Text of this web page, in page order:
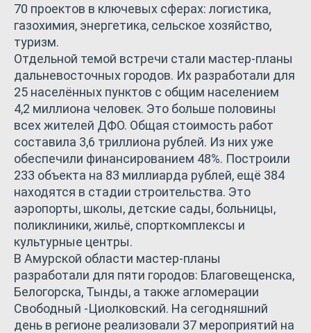
70 проектов в ключевых сферах: логистика,
газохимия, энергетика, сельское хозяйство,
туризм.
Отдельной темой встречи стали мастер-планы
дальневосточных городов. Их разработали для
25 населённых пунктов с общим населением
4,2 миллиона человек. Это больше половины
всех жителей ДФО. Общая стоимость работ
составила 3,6 триллиона рублей. Из них уже
обеспечили финансированием 48%. Построили
233 объекта на 83 миллиарда рублей, ещё 384
находятся в стадии строительства. Это
аэропорты, школы, детские сады, больницы,
поликлиники, жильё, спорткомплексы и
культурные центры.
В Амурской области мастер-планы
разработали для пяти городов: Благовещенска,
Белогорска, Тынды, а также агломерации
Свободный -Циолковский. На сегодняшний
день в регионе реализовали 37 мероприятий на